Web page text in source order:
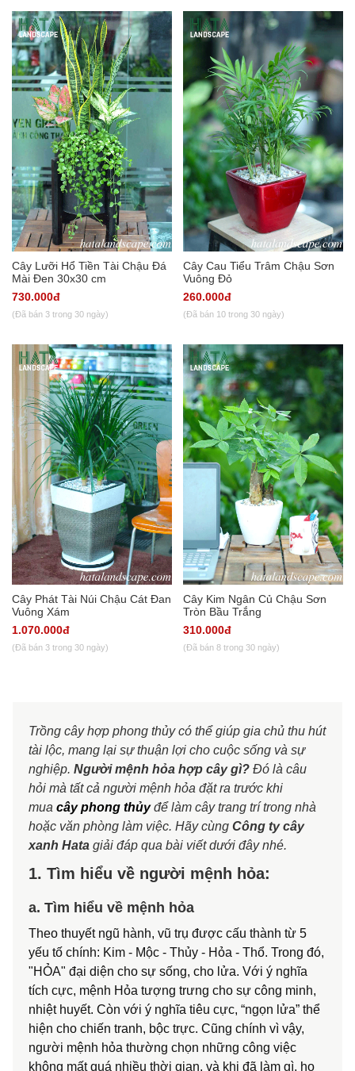
Cây Lưỡi Hổ Tiền Tài Chậu Đá
Mài Đen 30x30 cm
730.000đ
(Đã bán 3 trong 30 ngày)
Cây Cau Tiểu Trâm Chậu Sơn
Vuông Đỏ
260.000đ
(Đã bán 10 trong 30 ngày)
Cây Phát Tài Núi Chậu Cát Đan
Vuông Xám
1.070.000đ
(Đã bán 3 trong 30 ngày)
Cây Kim Ngân Củ Chậu Sơn
Tròn Bầu Trắng
310.000đ
(Đã bán 8 trong 30 ngày)
Trồng cây hợp phong thủy có thể giúp gia chủ thu hút
tài lộc, mang lại sự thuận lợi cho cuộc sống và sự
nghiệp. Người mệnh hỏa hợp cây gì? Đó là câu
hỏi mà tất cả người mệnh hỏa đặt ra trước khi
mua cây phong thủyđể làm cây trang trí trong nhà
hoặc văn phòng làm việc. Hãy cùng Công ty cây
xanh Hata giải đáp qua bài viết dưới đây nhé.
1. Tìm hiểu về người mệnh hỏa:
a. Tìm hiểu về mệnh hỏa
Theo thuyết ngũ hành, vũ trụ được cấu thành từ 5
yếu tố chính: Kim - Mộc - Thủy - Hỏa - Thổ. Trong đó,
"HỎA" đại diện cho sự sống, cho lửa. Với ý nghĩa
tích cực, mệnh Hỏa tượng trưng cho sự công minh,
nhiệt huyết. Còn với ý nghĩa tiêu cực, “ngọn lửa” thể
hiện cho chiến tranh, bộc trực. Cũng chính vì vậy,
người mệnh hỏa thường chọn những công việc
không mất quá nhiều thời gian, và khi đã làm gì, họ